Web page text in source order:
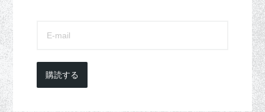
購読する